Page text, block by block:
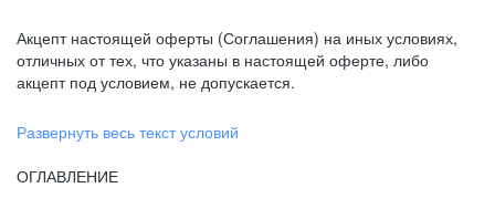
Акцепт настоящей оферты (Соглашения) на иных условиях,
отличных от тех, что указаны в настоящей оферте, либо
акцепт под условием, не допускается.
Развернуть весь текст условий
ОГЛАВЛЕНИЕ